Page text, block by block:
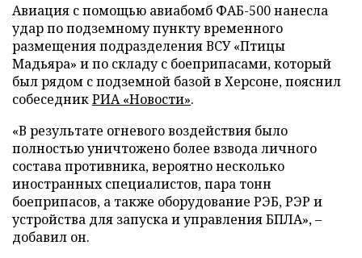
Авиация с помощью авиабомб ФАБ-500 нанесла
удар по подземному пункту временного
размещения подразделения ВСУ «Птицы
Мадьяра» и по складу с боеприпасами, который
был рядом с подземной базой в Херсоне, пояснил
собеседникРИА «Новости».
«В результате огневого воздействия было
полностью уничтожено более взвода личного
состава противника, вероятно несколько
иностранных специалистов, пара тонн
боеприпасов, а также оборудование РЭБ, РЭР и
устройства для запуска и управления БПЛА», –
добавил он.